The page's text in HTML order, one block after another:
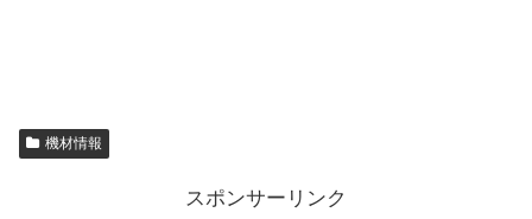
機材情報
スポンサーリンク